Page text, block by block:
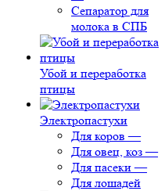
Сепаратор для
молока в СПБ
Убой и переработка
птицы
Электропастухи
Для коров —
Для овец, коз —
Для пасеки —
Для лошадей